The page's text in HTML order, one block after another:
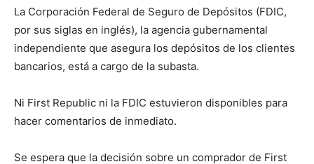
La Corporación Federal de Seguro de Depósitos (FDIC,
por sus siglas en inglés), la agencia gubernamental
independiente que asegura los depósitos de los clientes
bancarios, está a cargo de la subasta.
Ni First Republic ni la FDIC estuvieron disponibles para
hacer comentarios de inmediato.
Se espera que la decisión sobre un comprador de First